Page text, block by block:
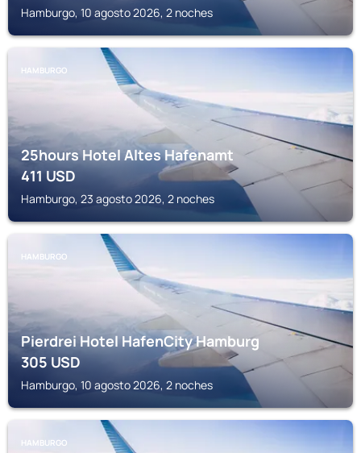
Hamburgo, 10 agosto 2026, 2 noches
HAMBURGO
25hours Hotel Altes Hafenamt
411USD
Hamburgo, 23 agosto 2026, 2 noches
HAMBURGO
Pierdrei Hotel HafenCity Hamburg
305USD
Hamburgo, 10 agosto 2026, 2 noches
HAMBURGO